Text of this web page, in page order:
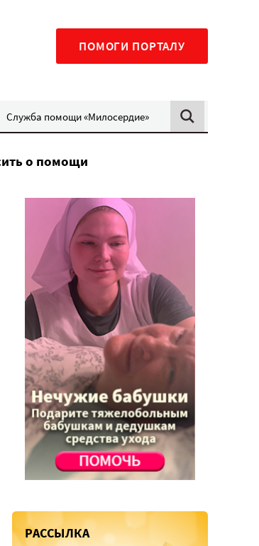
ПОМОГИ ПОРТАЛУ
Служба помощи «Милосердие»
о помощи
РАССЫЛКА